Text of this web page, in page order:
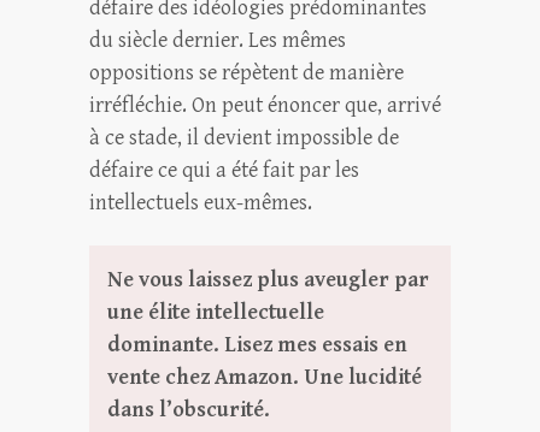
défaire des idéologies prédominantes
du siècle dernier. Les mêmes
oppositions se répètent de manière
irréfléchie. On peut énoncer que, arrivé
à ce stade, il devient impossible de
défaire ce qui a été fait par les
intellectuels eux-mêmes.
Ne vous laissez plus aveugler par
une élite intellectuelle
dominante. Lisez mes essais en
vente chez Amazon. Une lucidité
dans l’obscurité.